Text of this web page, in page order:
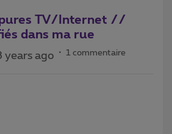
TV/Internet //
dans ma rue
ago 1 commentaire